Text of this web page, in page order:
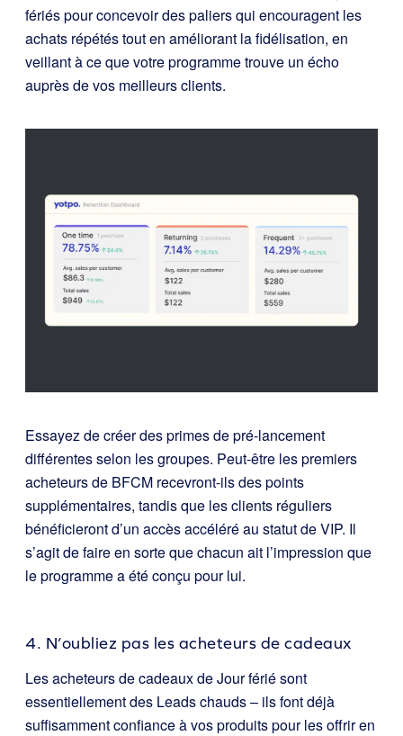
fériés pour concevoir des paliers qui encouragent les
achats répétés tout en améliorant la fidélisation, en
veillant à ce que votre programme trouve un écho
auprès de vos meilleurs clients.
Essayez de créer des primes de pré-lancement
différentes selon les groupes. Peut-être les premiers
acheteurs de BFCM recevront-ils des points
supplémentaires, tandis que les clients réguliers
bénéficieront d’un accès accéléré au statut de VIP. Il
s’agit de faire en sorte que chacun ait l’impression que
le programme a été conçu pour lui.
4. N’oubliez pas les acheteurs de cadeaux
Les acheteurs de cadeaux de Jour férié sont
essentiellement des Leads chauds – ils font déjà
suffisamment confiance à vos produits pour les offrir en